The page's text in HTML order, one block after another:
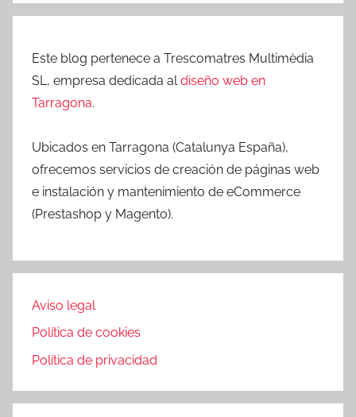
Este blog pertenece a Trescomatres Multimèdia
SL, empresa dedicada al diseño web en
Tarragona.
Ubicados en Tarragona (Catalunya España),
ofrecemos servicios de creación de páginas web
e instalación y mantenimiento de eCommerce
(Prestashop y Magento).
Aviso legal
Política de cookies
Política de privacidad